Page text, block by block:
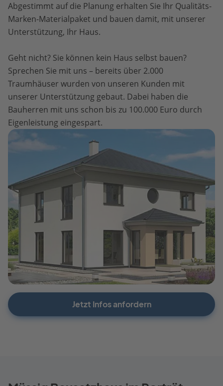
Abgestimmt auf die Planung erhalten Sie Ihr Qualitäts-
Marken-Materialpaket und bauen damit, mit unserer
Unterstützung, Ihr Haus.
Geht nicht? Sie können kein Haus selbst bauen?
Sprechen Sie mit uns – bereits über 2.000
Traumhäuser wurden von unseren Kunden mit
unserer Unterstützung gebaut. Dabei haben die
Bauherren mit uns schon bis zu 100.000 Euro durch
Eigenleistung eingespart.
Jetzt Infos anfordern